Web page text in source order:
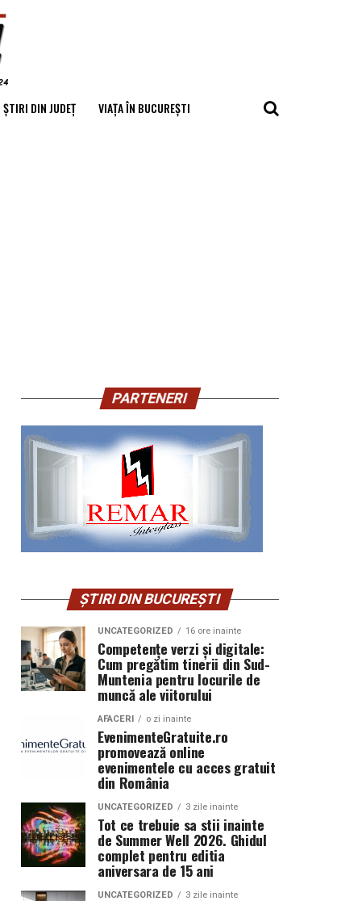
ȘTIRI DIN JUDEȚ VIAȚA ÎN BUCUREȘTI
PARTENERI
ȘTIRI DIN BUCUREȘTI
UNCATEGORIZED 16 ore inainte
Competențe verzi și digitale:
Cum pregătim tinerii din Sud-
Muntenia pentru locurile de
muncă ale viitorului
AFACERI o zi inainte
EvenimenteGratuite.ro
promovează online
evenimentele cu acces gratuit
din România
UNCATEGORIZED 3 zile inainte
Tot ce trebuie sa stii inainte
de Summer Well 2026. Ghidul
complet pentru editia
aniversara de 15 ani
UNCATEGORIZED 3 zile inainte